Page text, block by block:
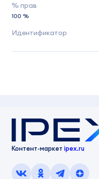
100 %
Контент-маркет ipex.ru